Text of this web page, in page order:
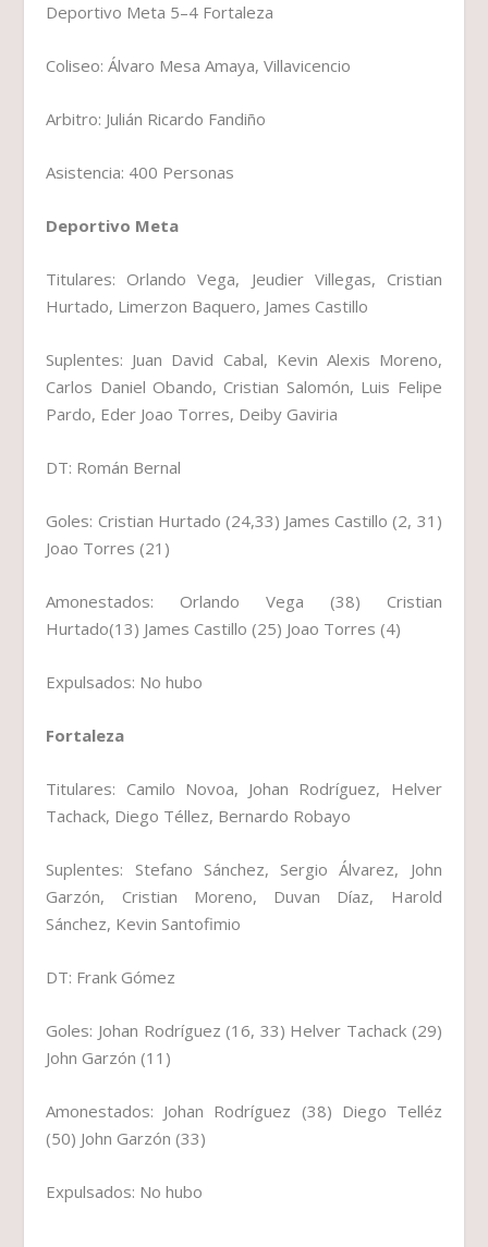
Deportivo Meta 5–4 Fortaleza
Coliseo: Álvaro Mesa Amaya, Villavicencio
Arbitro: Julián Ricardo Fandiño
Asistencia: 400 Personas
Deportivo Meta
Titulares: Orlando Vega, Jeudier Villegas, Cristian
Hurtado, Limerzon Baquero, James Castillo
Suplentes: Juan David Cabal, Kevin Alexis Moreno,
Carlos Daniel Obando, Cristian Salomón, Luis Felipe
Pardo, Eder Joao Torres, Deiby Gaviria
DT: Román Bernal
Goles: Cristian Hurtado (24,33) James Castillo (2, 31)
Joao Torres (21)
Amonestados: Orlando Vega (38) Cristian
Hurtado(13) James Castillo (25) Joao Torres (4)
Expulsados: No hubo
Fortaleza
Titulares: Camilo Novoa, Johan Rodríguez, Helver
Tachack, Diego Téllez, Bernardo Robayo
Suplentes: Stefano Sánchez, Sergio Álvarez, John
Garzón, Cristian Moreno, Duvan Díaz, Harold
Sánchez, Kevin Santofimio
DT: Frank Gómez
Goles: Johan Rodríguez (16, 33) Helver Tachack (29)
John Garzón (11)
Amonestados: Johan Rodríguez (38) Diego Telléz
(50) John Garzón (33)
Expulsados: No hubo